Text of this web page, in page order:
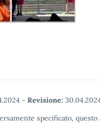
- Revisione:
specificato, questo